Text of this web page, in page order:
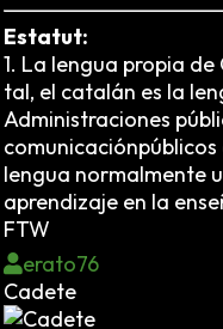
Estatut:
1. La lengua propia
tal, el catalán es la
Administraciones
lengua normalmente
aprendizaje en la
FTW
erato76
Cadete